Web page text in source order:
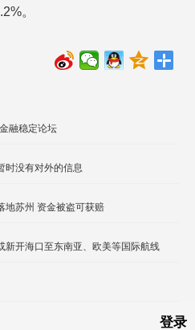
。
融稳定论坛
时没有对外的信息
地苏州 资金被盗可获赔
新开海口至东南亚、欧美等国际航线
登录